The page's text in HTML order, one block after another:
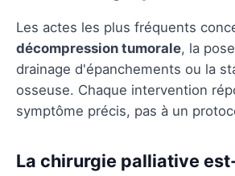
Les actes les plus fréquents
décompression tumorale, la
drainage d'épanchements ou la
osseuse. Chaque intervention
symptôme précis, pas à un
La chirurgie palliative